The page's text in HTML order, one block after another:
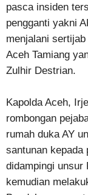
pasca insiden
pengganti yakni
menjalani
Aceh Tamiang
Zulhir Destrian.
Kapolda Aceh,
rombongan
rumah duka AY
santunan kepada
didampingi unsur
kemudian